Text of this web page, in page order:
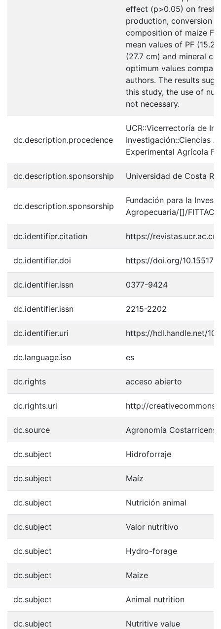
effect (p>0.05) on fresh
production, conversion
composition of maize
mean values of PF
(27.7 cm) and mineral
optimum values
authors. The results
this study, the use of
not necessary.
dc.description.procedence
UCR::Vicerrectoría de
Investigación::Ciencias
Experimental Agrícola
dc.description.sponsorship Universidad de Costa
dc.description.sponsorship
Fundación para la
Agropecuaria/[]/
dc.identifier.citation https://
dc.identifier.doi https://doi.org/10.15517/
dc.identifier.issn 0377-9424
dc.identifier.issn 2215-2202
dc.identifier.uri https://hdl.handle.net/
dc.language.iso es
dc.rights acceso abierto
dc.rights.uri http://
dc.source Agronomía
dc.subject Hidroforraje
dc.subject Maíz
dc.subject Nutrición animal
dc.subject Valor nutritivo
dc.subject Hydro-forage
dc.subject Maize
dc.subject Animal nutrition
dc.subject Nutritive value